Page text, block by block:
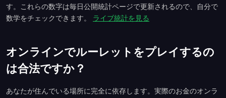
す。これらの数字は毎日公開統計ページで更新されるので、自分で
数学をチェックできます。
ライブ統計を見る
オンラインでルーレットをプレイするの
は合法ですか？
あなたが住んでいる場所に完全に依存します。実際のお金のオンラ